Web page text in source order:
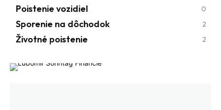
Poistenie vozidiel 0
Sporenie na dôchodok 2
Životné poistenie 2